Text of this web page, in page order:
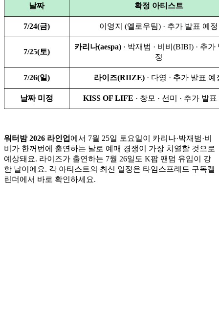
날짜 확정 아티스트
7/24(금) 이영지 (옐로우팀) · 추가 발표 예정
7/25(토)
카리나(aespa) · 박재범 · 비비(BIBI) · 추가
정
7/26(일) 라이즈(RIIZE)· 다영 · 추가 발표 예
날짜 미정 KISS OF LIFE · 창모 · 선미 · 추가 발
워터밤 2026 라인업 에서 7월 25일 토요일이 카리나·박재범·비
비가 한꺼번에 출연하는 날로 예매 경쟁이 가장 치열할 것으로
예상돼요. 라이즈가 출연하는 7월 26일도 K팝 팬덤 유입이 강
한 날이에요. 각 아티스트의 최신 일정은 타임스프레드 구독캘
린더에서 바로 확인하세요.